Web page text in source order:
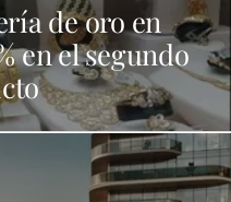
de oro en
en el segundo